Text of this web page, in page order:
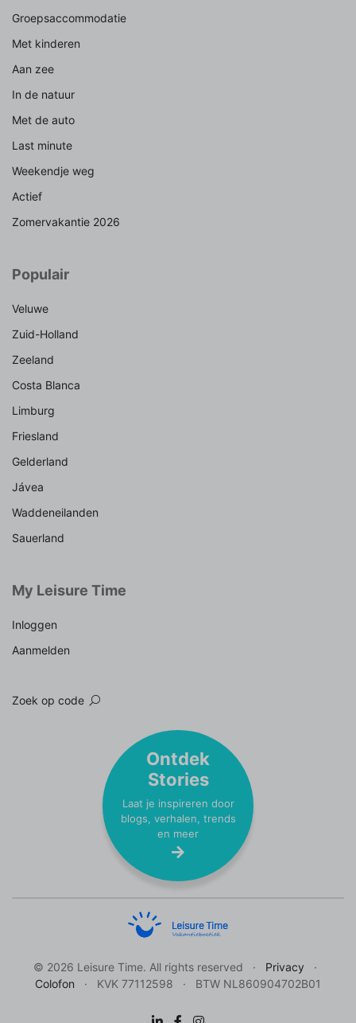
Groepsaccommodatie
Met kinderen
Aan zee
In de natuur
Met de auto
Last minute
Weekendje weg
Actief
Zomervakantie 2026
Populair
Veluwe
Zuid-Holland
Zeeland
Costa Blanca
Limburg
Friesland
Gelderland
Jávea
Waddeneilanden
Sauerland
My Leisure Time
Inloggen
Aanmelden
Zoek op code
Ontdek
Stories
Laat je inspireren door
blogs, verhalen, trends
en meer
© 2026 Leisure Time. All rights reserved
Privacy
Colofon
KVK 77112598 BTW NL860904702B01